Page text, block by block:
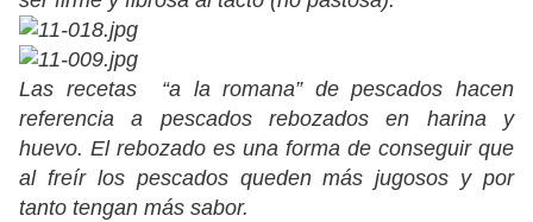
Las recetas “a la romana” de pescados hacen
referencia a pescados rebozados en harina y
huevo. El rebozado es una forma de conseguir que
al freír los pescados queden más jugosos y por
tanto tengan más sabor.